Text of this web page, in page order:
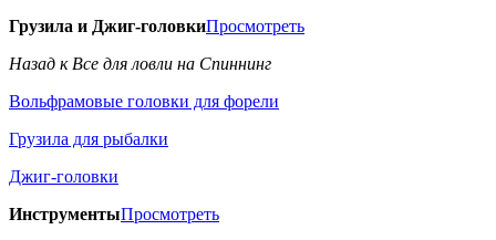
Грузила и Джиг-головкиПросмотреть
Назад к Все для ловли на Спиннинг
Вольфрамовые головки для форели
Грузила для рыбалки
Джиг-головки
ИнструментыПросмотреть